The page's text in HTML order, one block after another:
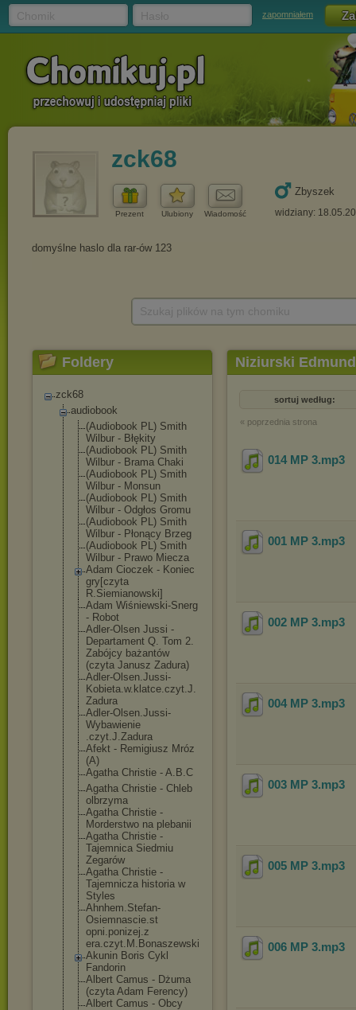
zapomniałem
zck68
Prezent Ulubiony Wiadomość
Zbyszek
widziany:
Foldery
zck68
audiobook
(Audiobook PL) Smith
Wilbur - Błękity
(Audiobook PL) Smith
Wilbur - Brama Chaki
(Audiobook PL) Smith
Wilbur - Monsun
(Audiobook PL) Smith
Wilbur - Odgłos Gromu
(Audiobook PL) Smith
Wilbur - Płonący Brzeg
(Audiobook PL) Smith
Wilbur - Prawo Miecza
Adam Cioczek - Koniec
gry[czyta
R.Siemianowski]
Adam Wiśniewski-Snerg
- Robot
Adler-Olsen Jussi -
Departament Q. Tom 2.
Zabójcy bażantów
(czyta Janusz Zadura)
Adler-Olsen.Jussi-
Kobieta.w. klatce.czyt.J.
Zadura
Adler-Olsen.Jussi-
Wybawienie
.czyt.J.Zadura
Afekt - Remigiusz Mróz
(A)
Agatha Christie - A.B.C
Agatha Christie - Chleb
olbrzyma
Agatha Christie -
Morderstwo na plebanii
Agatha Christie -
Tajemnica Siedmiu
Zegarów
Agatha Christie -
Tajemnicza historia w
Styles
Ahnhem.Stefan-
Osiemnascie.st
opni.ponizej.z
era.czyt.M.Bonaszewski
Akunin Boris Cykl
Fandorin
Albert Camus - Dżuma
(czyta Adam Ferency)
Albert Camus - Obcy
Niziurski
sortuj według:
« poprzednia strona
014 MP 3.mp3
001 MP 3.mp3
002 MP 3.mp3
004 MP 3.mp3
003 MP 3.mp3
005 MP 3.mp3
006 MP 3.mp3